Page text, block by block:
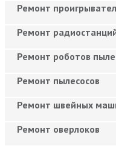
Ремонт
Ремонт
Ремонт роботов
Ремонт пылесосов
Ремонт швейных
Ремонт оверлоков